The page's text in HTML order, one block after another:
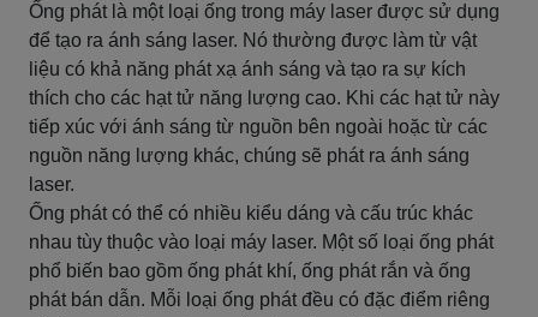
Ống phát là một loại ống trong máy laser được sử dụng
để tạo ra ánh sáng laser. Nó thường được làm từ vật
liệu có khả năng phát xạ ánh sáng và tạo ra sự kích
thích cho các hạt tử năng lượng cao. Khi các hạt tử này
tiếp xúc với ánh sáng từ nguồn bên ngoài hoặc từ các
nguồn năng lượng khác, chúng sẽ phát ra ánh sáng
laser.
Ống phát có thể có nhiều kiểu dáng và cấu trúc khác
nhau tùy thuộc vào loại máy laser. Một số loại ống phát
phổ biến bao gồm ống phát khí, ống phát rắn và ống
phát bán dẫn. Mỗi loại ống phát đều có đặc điểm riêng